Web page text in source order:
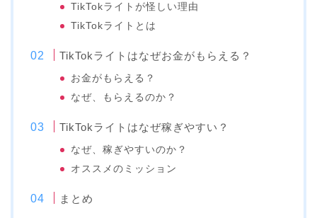
TikTokライトが怪しい理由
TikTokライトとは
TikTokライトはなぜお金がもらえる？
お金がもらえる？
なぜ、もらえるのか？
TikTokライトはなぜ稼ぎやすい？
なぜ、稼ぎやすいのか？
オススメのミッション
まとめ